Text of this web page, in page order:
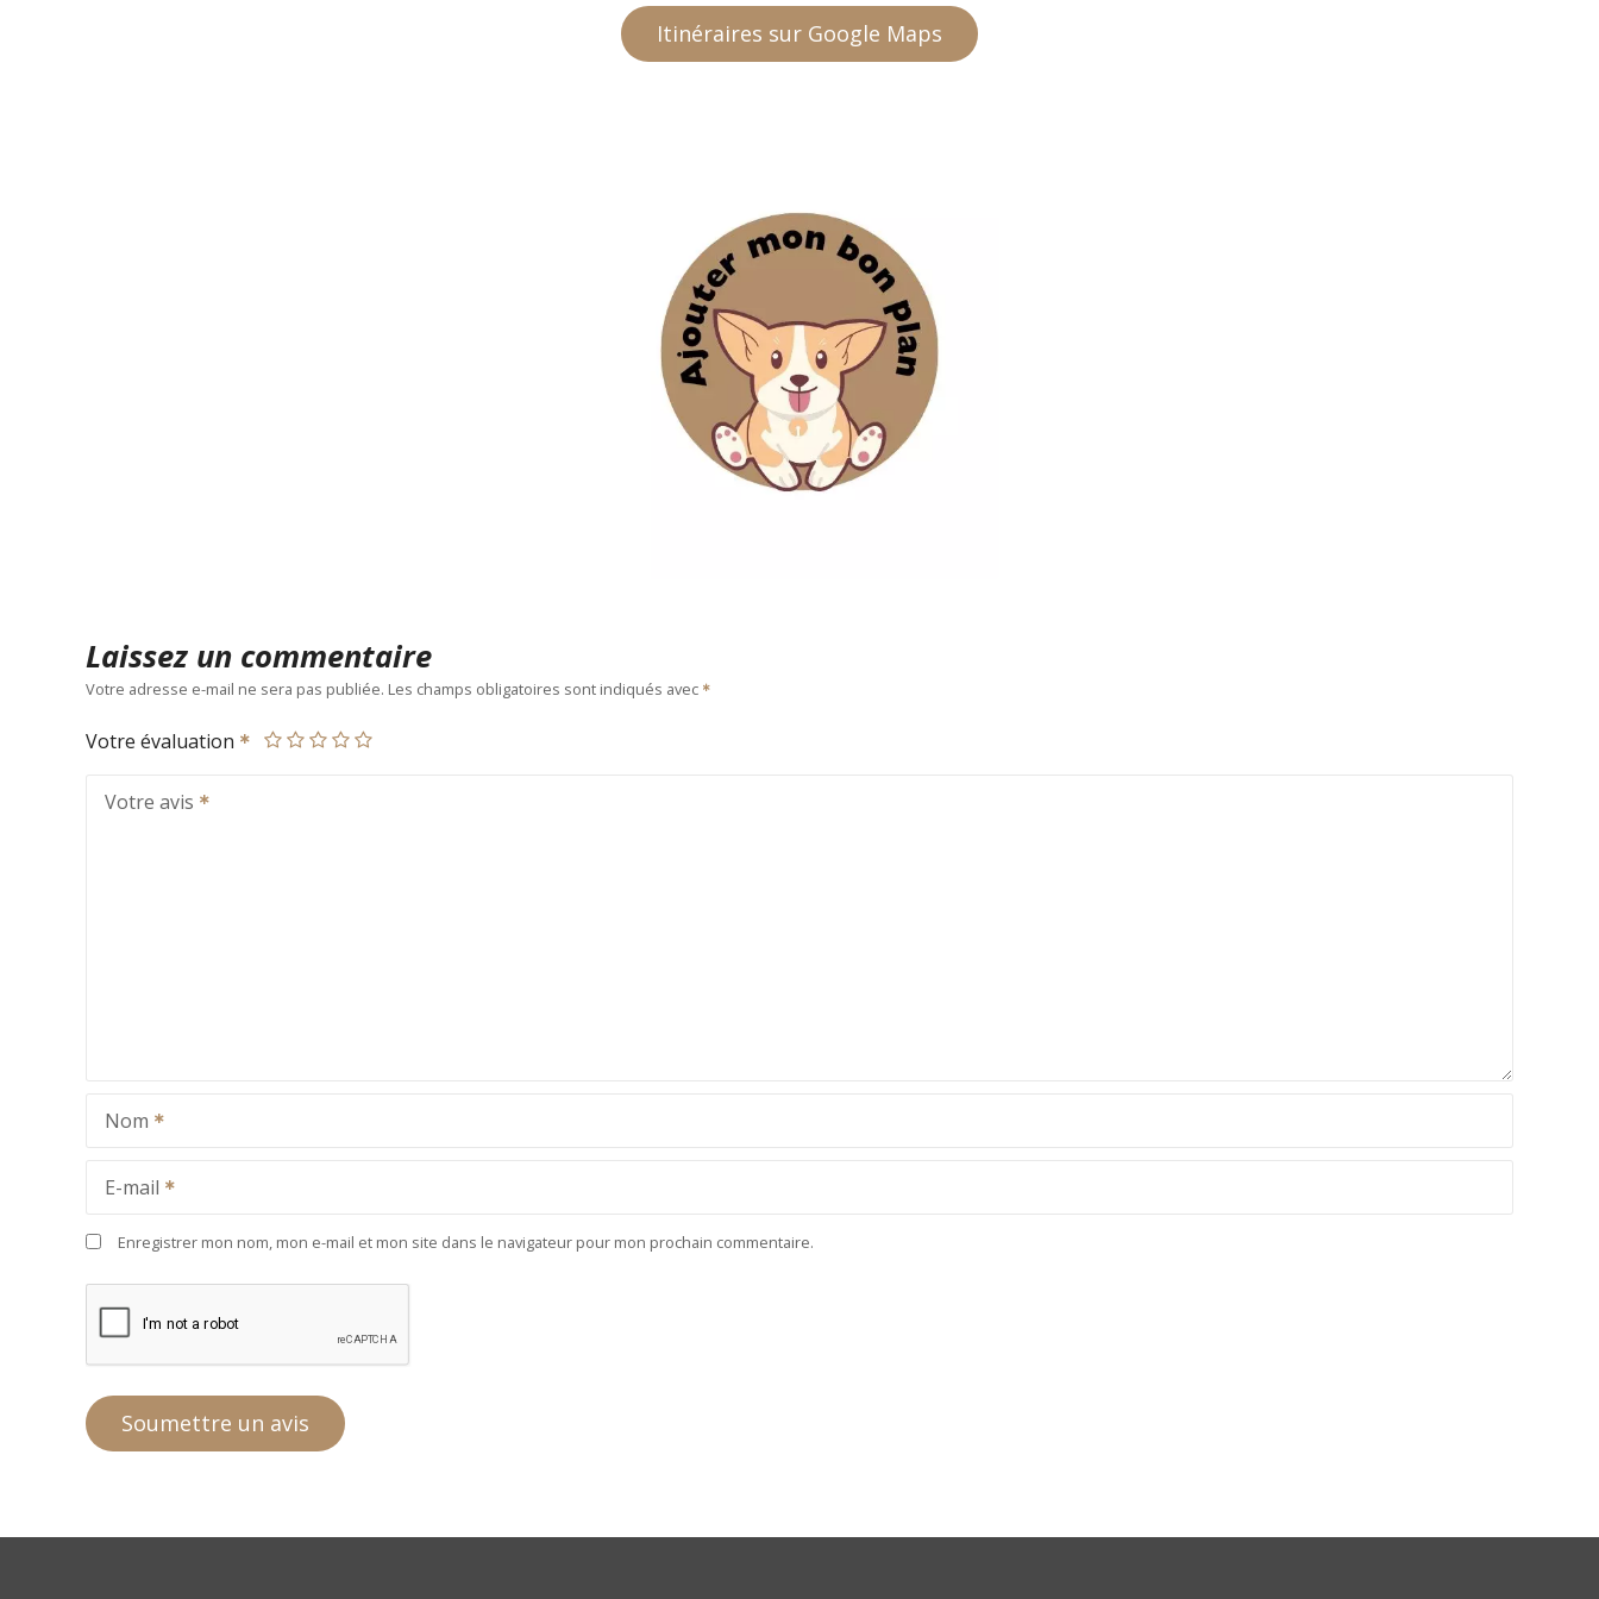
Itinéraires sur Google Maps
Laissez un commentaire
Votre adresse e-mail ne sera pas publiée. Les champs obligatoires sont indiqués avec
Votre évaluation
Votre avis
Nom
E-mail
Enregistrer mon nom, mon e-mail et mon site dans le navigateur pour mon prochain commentaire.